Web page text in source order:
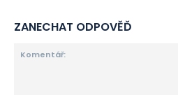
ZANECHAT ODPOVĚĎ